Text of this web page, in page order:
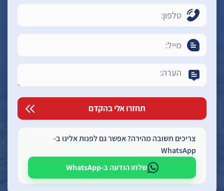
צריכים תשובה מהירה? אפשר גם לפנות אלינו ב-
WhatsApp
שלחו הודעה ב-WhatsApp